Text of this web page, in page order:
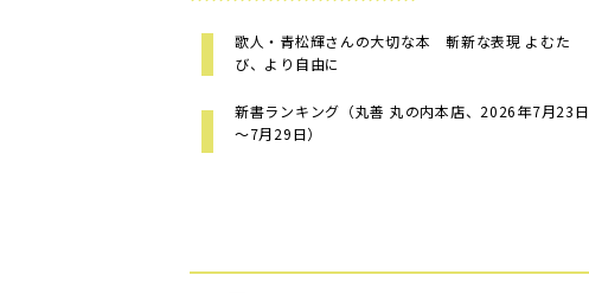
歌人・青松輝さんの大切な本 斬新な表現 よむた
び、より自由に
新書ランキング（丸善 丸の内本店、2026年7月23日
～7月29日）